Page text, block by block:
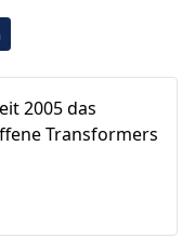
2005 das
Transformers